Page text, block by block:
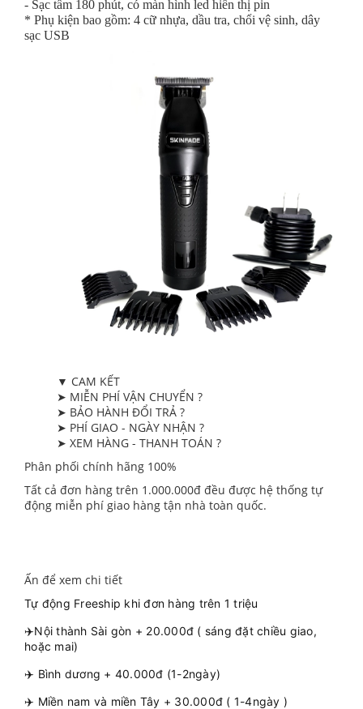
- Sạc tầm 180 phút, có màn hình led hiển thị pin
* Phụ kiện bao gồm: 4 cữ nhựa, dầu tra, chổi vệ sinh, dây
sạc USB
▼ CAM KẾT
➤ MIỄN PHÍ VẬN CHUYỂN ?
➤ BẢO HÀNH ĐỔI TRẢ ?
➤ PHÍ GIAO - NGÀY NHẬN ?
➤ XEM HÀNG - THANH TOÁN ?
Phân phối chính hãng 100%
Tất cả đơn hàng trên 1.000.000đ đều được hệ thống tự
động miễn phí giao hàng tận nhà toàn quốc.
Ấn để xem chi tiết
Tự động Freeship khi đơn hàng trên 1 triệu
✈️Nội thành Sài gòn + 20.000đ ( sáng đặt chiều giao,
hoặc mai)
✈️ Bình dương + 40.000đ (1-2ngày)
✈️ Miền nam và miền Tây + 30.000đ ( 1-4ngày )